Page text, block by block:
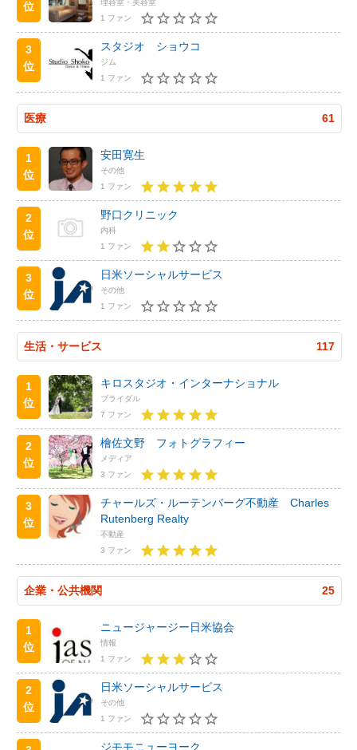
位
1 ファン
3
位
スタジオ ショウコ
ジム
1 ファン
医療 61
1
位
安田寛生
その他
1 ファン
2
位
野口クリニック
内科
1 ファン
3
位
日米ソーシャルサービス
その他
1 ファン
生活・サービス 117
1
位
キロスタジオ・インターナショナル
ブライダル
7 ファン
2
位
檜佐文野 フォトグラフィー
メディア
3 ファン
3
位
チャールズ・ルーテンバーグ不動産 Charles
Rutenberg Realty
不動産
3 ファン
企業・公共機関 25
1
位
ニュージャージー日米協会
情報
1 ファン
2
位
日米ソーシャルサービス
その他
1 ファン
ジモモニューヨーク